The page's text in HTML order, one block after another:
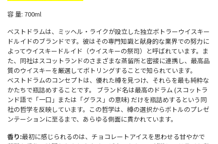
容 量: 700ml
ベストドラムは、ミッヘル・ライクが設立した独立ボトラーウイスキー
ドルイドのブランドです。彼はその専門知識と献身的な業界での努力に
よってウイスキードルイド（ウイスキーの祭司）と呼ばれています。ま
た、同社はスコットランドのさまざまな蒸留所と密接に連携し、最高品
質のウイスキーを厳選してボトリングすることで知られています。
ベストドラムのコンセプトは、優れた樽を見つけ、それらを最も純粋な
かたちで瓶詰めすることです。 ブランド名は最高のドラム (スコットラ
ンド語で「一口」または「グラス」の意味) だけを瓶詰めするという同
社の哲学を反映しています。この哲学は、樽の選択からボトルのプレゼ
ンテーションに至るまで、あらゆる側面に貫かれています。
香り:最初に感じられるのは、チョコレートアイスを思わせる甘やかで